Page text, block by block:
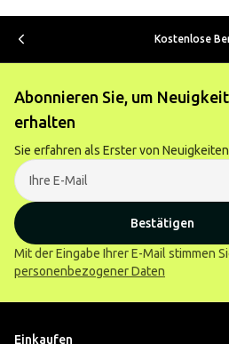
Kostenlose
Abonnieren Sie, um
erhalten
Sie erfahren als Erster von
Bestätigen
Mit der Eingabe Ihrer E-Mail stimmen
personenbezogener Daten
Einkaufen